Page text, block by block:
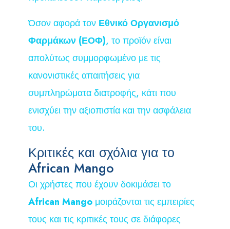
Όσον αφορά τον Εθνικό Οργανισμό
Φαρμάκων (ΕΟΦ), το προϊόν είναι
απολύτως συμμορφωμένο με τις
κανονιστικές απαιτήσεις για
συμπληρώματα διατροφής, κάτι που
ενισχύει την αξιοπιστία και την ασφάλεια
του.
Κριτικές και σχόλια για το
African Mango
Οι χρήστες που έχουν δοκιμάσει το
African Mango μοιράζονται τις εμπειρίες
τους και τις κριτικές τους σε διάφορες